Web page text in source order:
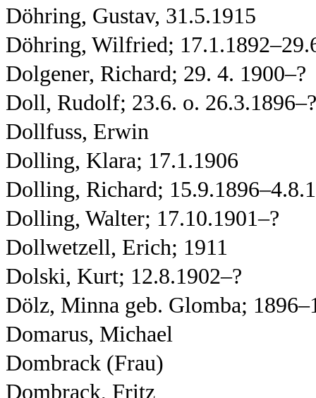
Döhring, Gustav, 31.5.1915
Döhring, Wilfried;
Dolgener, Richard; 29. 4. 1900–?
Doll, Rudolf; 23.6. o. 26.3.1896–?
Dollfuss, Erwin
Dolling, Klara; 17.1.1906
Dolling, Richard;
Dolling, Walter; 17.10.1901–?
Dollwetzell, Erich; 1911
Dolski, Kurt; 12.8.1902–?
Dölz, Minna geb. Glomba;
Domarus, Michael
Dombrack (Frau)
Dombrack, Fritz